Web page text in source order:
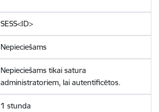
SESS<ID>
Nepieciešams
Nepieciešams tikai satura
administratoriem, lai autentificētos.
1 stunda